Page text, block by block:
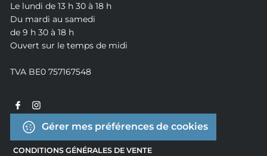
Le lundi de 13 h 30 à 18 h
Du mardi au samedi
de 9 h 30 à 18 h
Ouvert sur le temps de midi
TVA BE0 757167548
Gérer mes préférences de cookies
CONDITIONS GÉNÉRALES DE VENTE